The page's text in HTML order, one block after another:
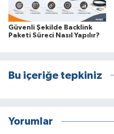
Güvenli Şekilde Backlink
Paketi Süreci Nasıl Yapılır?
Bu içeriğe tepkiniz
Yorumlar